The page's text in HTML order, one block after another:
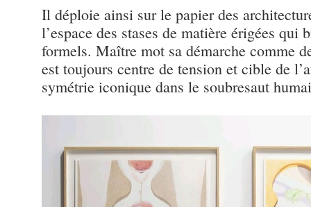
Il déploie ainsi sur le papier des
l’espace des stases de matière érigées qui
formels. Maître mot sa démarche comme
est toujours centre de tension et cible de
symétrie iconique dans le soubresaut